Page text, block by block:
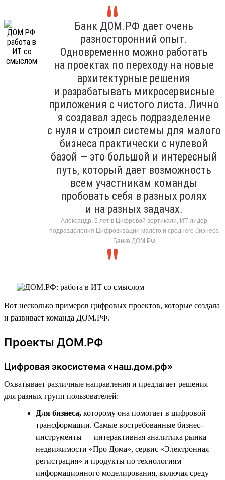
Банк ДОМ.РФ дает очень
разносторонний опыт.
Одновременно можно работать
на проектах по переходу на новые
архитектурные решения
и разрабатывать микросервисные
приложения с чистого листа. Лично
я создавал здесь подразделение
с нуля и строил системы для малого
бизнеса практически с нулевой
базой — это большой и интересный
путь, который дает возможность
всем участникам команды
пробовать себя в разных ролях
и на разных задачах.
Александр, 5 лет в Цифровой вертикали, ИТ-лидер
подразделения Цифровизации малого и среднего бизнеса
Банка ДОМ.РФ
Вот несколько примеров цифровых проектов, которые создала
и развивает команда ДОМ.РФ.
Проекты ДОМ.РФ
Цифровая экосистема «наш.дом.рф»
Охватывает различные направления и предлагает решения
для разных групп пользователей:
Для бизнеса, которому она помогает в цифровой
трансформации. Самые востребованные бизнес-
инструменты — интерактивная аналитика рынка
недвижимости «Про Дома», сервис «Электронная
регистрация» и продукты по технологиям
информационного моделирования, включая среду